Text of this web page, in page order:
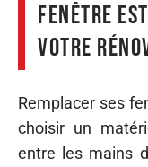
fenêtre
votre
Remplacer ses
choisir un
entre les mains